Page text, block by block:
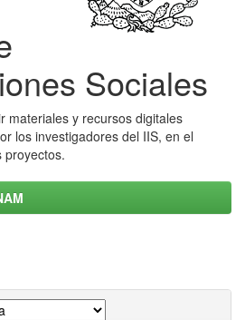
Sociales
materiales y recursos digitales
los investigadores del IIS, en el
proyectos.